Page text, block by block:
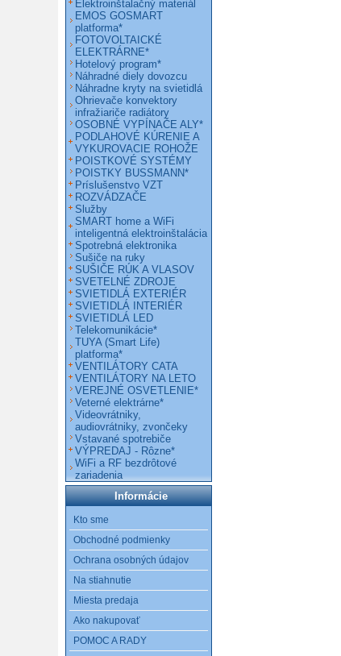
Elektroinštalačný materiál
EMOS GOSMART
platforma*
FOTOVOLTAICKÉ
ELEKTRÁRNE*
Hotelový program*
Náhradné diely dovozcu
Náhradne kryty na svietidlá
Ohrievače konvektory
infražiariče radiátory
OSOBNÉ VYPÍNAČE ALY*
PODLAHOVÉ KÚRENIE A
VYKUROVACIE ROHOŽE
POISTKOVÉ SYSTÉMY
POISTKY BUSSMANN*
Príslušenstvo VZT
ROZVÁDZAČE
Služby
SMART home a WiFi
inteligentná elektroinštalácia
Spotrebná elektronika
Sušiče na ruky
SUŠIČE RÚK A VLASOV
SVETELNÉ ZDROJE
SVIETIDLÁ EXTERIÉR
SVIETIDLÁ INTERIÉR
SVIETIDLÁ LED
Telekomunikácie*
TUYA (Smart Life)
platforma*
VENTILÁTORY CATA
VENTILÁTORY NA LETO
VEREJNÉ OSVETLENIE*
Veterné elektrárne*
Videovrátniky,
audiovrátniky, zvončeky
Vstavané spotrebiče
VÝPREDAJ - Rôzne*
WiFi a RF bezdrôtové
zariadenia
Informácie
Kto sme
Obchodné podmienky
Ochrana osobných údajov
Na stiahnutie
Miesta predaja
Ako nakupovať
POMOC A RADY